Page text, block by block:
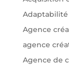
Adaptabilité
Agence
agence
Agence de